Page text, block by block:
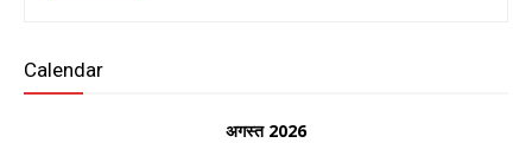
Calendar
अगस्त 2026